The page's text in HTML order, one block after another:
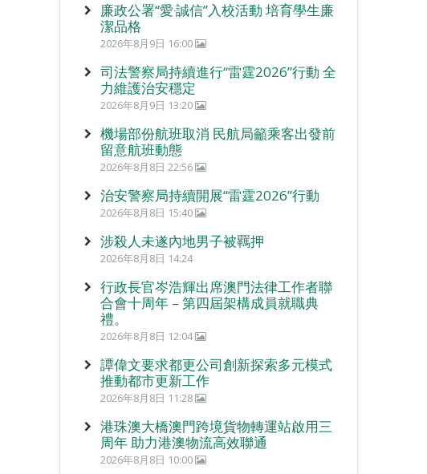
廉政公署“愛‧誠信”入校活動 培育學生廉
潔品格
2026年8月9日 16:00
司法警察局持續進行“雷霆2026”行動 全
力維護治安穩定
2026年8月9日 13:20
機場部份航班取消 民航局籲乘客出發前
留意航班動態
2026年8月8日 22:56
治安警察局持續開展“雷霆2026”行動
2026年8月8日 15:40
涉殺人未遂內地男子被羈押
2026年8月8日 14:24
行政長官岑浩輝出席澳門法律工作者聯
合會十周年 – 第四屆架構成員就職典
禮。
2026年8月8日 12:04
譚偉文要求都更公司創新探索多元模式
推動都市更新工作
2026年8月8日 11:28
港珠澳大橋澳門跨境貨物轉運站啟用三
周年 助力港澳物流高效聯通
2026年8月8日 10:00